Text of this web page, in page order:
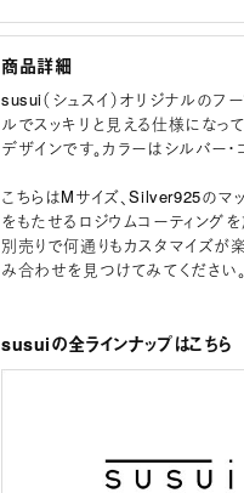
商品詳細
susui（シュスイ）オリジナルのフ
ルでスッキリと見える仕様になっ
デザインです。カラーはシルバー
こちらはMサイズ、Silver925のマ
をもたせるロジウムコーティングを
別売りで何通りもカスタマイズが
み合わせを見つけてみてください。
susuiの全ラインナップはこちら